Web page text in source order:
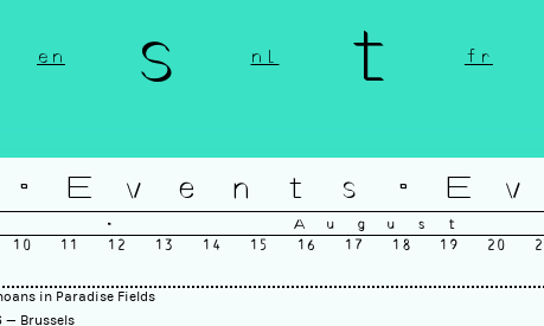
s t
en nl fr